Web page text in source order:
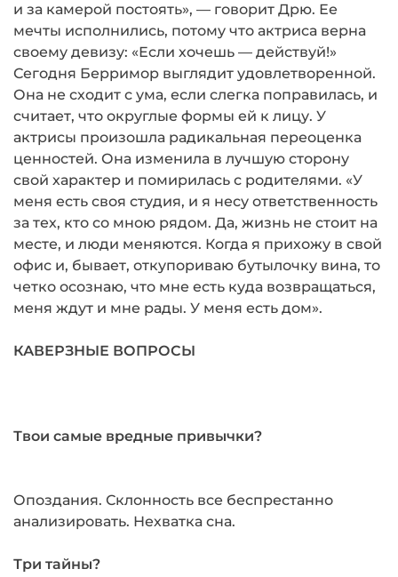
и за камерой постоять», — говорит Дрю. Ее
мечты исполнились, потому что актриса верна
своему девизу: «Если хочешь — дей­ствуй!»
Сегодня Берримор выглядит удовле­творенной.
Она не сходит с ума, если слегка поправилась, и
считает, что округлые формы ей к лицу. У
актрисы произошла радикаль­ная переоценка
ценностей. Она изменила в лучшую сторону
свой характер и помири­лась с родителями. «У
меня есть своя студия, и я несу ответственность
за тех, кто со мною рядом. Да, жизнь не стоит на
месте, и люди меняются. Когда я прихожу в свой
офис и, бывает, откупориваю бутылочку вина, то
чет­ко осознаю, что мне есть куда возвращаться,
меня ждут и мне рады. У меня есть дом».
КАВЕРЗНЫЕ ВОПРОСЫ
Твои самые вредные привычки?
Опоздания. Склонность все беспрестан­но
анализировать. Нехватка сна.
Три тайны?